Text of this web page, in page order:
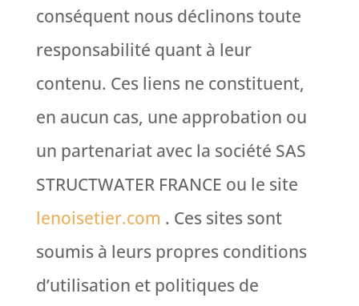
conséquent nous déclinons toute
responsabilité quant à leur
contenu. Ces liens ne constituent,
en aucun cas, une approbation ou
un partenariat avec la société SAS
STRUCTWATER FRANCE ou le site
lenoisetier.com . Ces sites sont
soumis à leurs propres conditions
d’utilisation et politiques de